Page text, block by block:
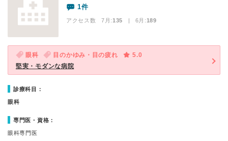
1件
アクセス数 7月:135 | 6月:189
眼科 目のかゆみ・目の疲れ
5.0
堅実・モダンな病院
診療科目：
眼科
専門医・資格：
眼科専門医